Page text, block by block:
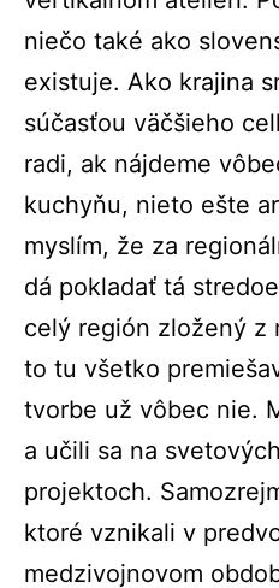
niečo také ako
existuje. Ako krajina
súčasťou väčšieho
radi, ak nájdeme
kuchyňu, nieto ešte
myslím, že za
dá pokladať tá
celý región zložený z
to tu všetko
tvorbe už vôbec nie.
a učili sa na
projektoch.
ktoré vznikali v
medzivojnovom